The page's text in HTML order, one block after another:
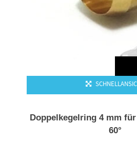
Doppelkegelring 4 mm
60°